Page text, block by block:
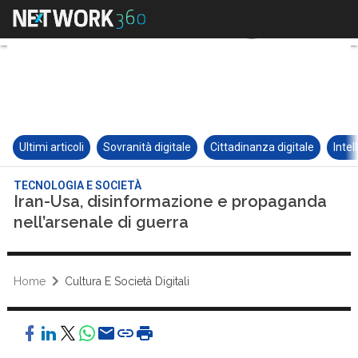
Ultimi articoli Sovranità digitale Cittadinanza digitale
TECNOLOGIA E SOCIETÀ
Iran-Usa, disinformazione e propaganda
nell’arsenale di guerra
Home Cultura E Società Digitali